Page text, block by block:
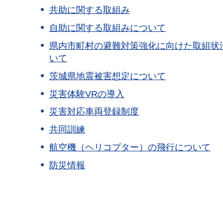
共助に関する取組み
自助に関する取組みについて
県内市町村の避難対策強化に向けた取組状
いて
茨城県地震被害想定について
災害体験VRの導入
災害対応車両登録制度
共同訓練
航空機（ヘリコプター）の飛行について
防災情報